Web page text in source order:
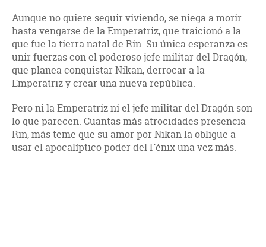
Aunque no quiere seguir viviendo, se niega a morir
hasta vengarse de la Emperatriz, que traicionó a la
que fue la tierra natal de Rin. Su única esperanza es
unir fuerzas con el poderoso jefe militar del Dragón,
que planea conquistar Nikan, derrocar a la
Emperatriz y crear una nueva república.
Pero ni la Emperatriz ni el jefe militar del Dragón son
lo que parecen. Cuantas más atrocidades presencia
Rin, más teme que su amor por Nikan la obligue a
usar el apocalíptico poder del Fénix una vez más.